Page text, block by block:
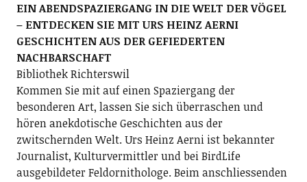
EIN ABENDSPAZIERGANG IN DIE WELT DER VÖGEL
– ENTDECKEN SIE MIT URS HEINZ AERNI
GESCHICHTEN AUS DER GEFIEDERTEN
NACHBARSCHAFT
Bibliothek Richterswil
Kommen Sie mit auf einen Spaziergang der
besonderen Art, lassen Sie sich überraschen und
hören anekdotische Geschichten aus der
zwitschernden Welt. Urs Heinz Aerni ist bekannter
Journalist, Kulturvermittler und bei BirdLife
ausgebildeter Feldornithologe. Beim anschliessenden